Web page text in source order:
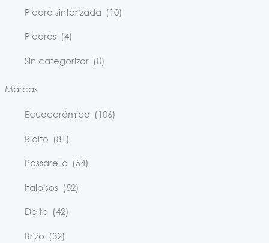
Piedra sinterizada (10)
Piedras (4)
Sin categorizar (0)
Marcas
Ecuacerámica (106)
Rialto (81)
Passarella (54)
Italpisos (52)
Delta (42)
Brizo (32)